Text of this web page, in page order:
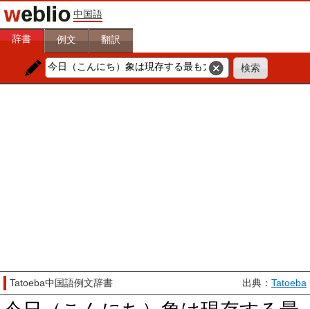
中国語
辞書 例文 翻訳
Tatoeba中国語例文辞書 出典： Tatoeba